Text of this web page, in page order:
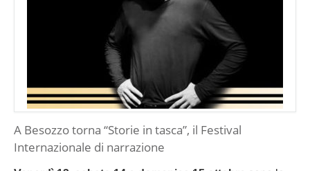
A Besozzo torna “Storie in tasca”, il Festival
Internazionale di narrazione